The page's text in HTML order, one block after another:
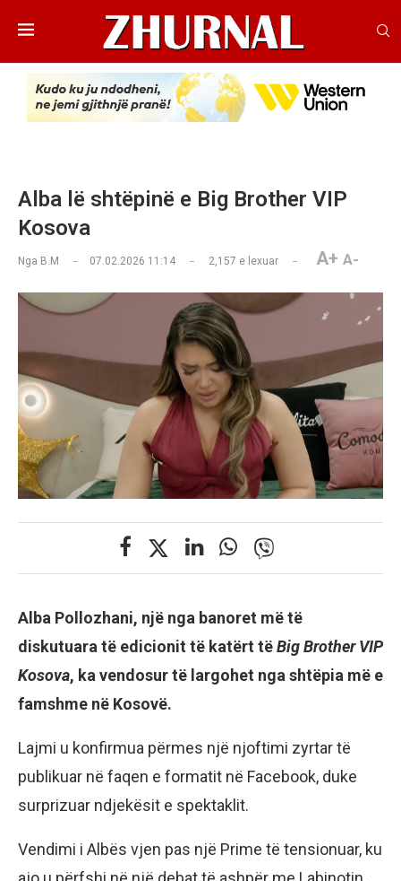
Alba lë shtëpinë e Big Brother VIP
Kosova
Nga B.M 07.02.2026 11:14 2,157 e lexuar A+ A-
Alba Pollozhani, një nga banoret më të
diskutuara të edicionit të katërt tëBig Brother VIP
Kosova, ka vendosur të largohet nga shtëpia më e
famshme në Kosovë.
Lajmi u konfirmua përmes një njoftimi zyrtar të
publikuar në faqen e formatit në Facebook, duke
surprizuar ndjekësit e spektaklit.
Vendimi i Albës vjen pas një Prime të tensionuar, ku